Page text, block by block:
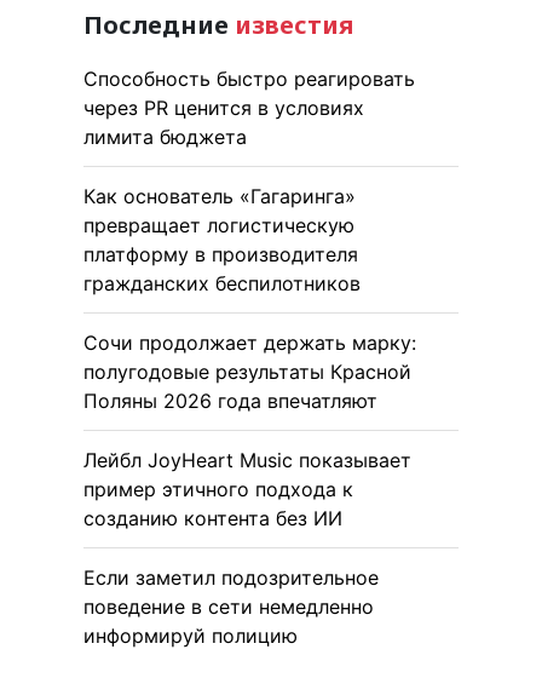
Последние известия
Способность быстро реагировать
через PR ценится в условиях
лимита бюджета
Как основатель «Гагаринга»
превращает логистическую
платформу в производителя
гражданских беспилотников
Сочи продолжает держать марку:
полугодовые результаты Красной
Поляны 2026 года впечатляют
Лейбл JoyHeart Music показывает
пример этичного подхода к
созданию контента без ИИ
Если заметил подозрительное
поведение в сети немедленно
информируй полицию